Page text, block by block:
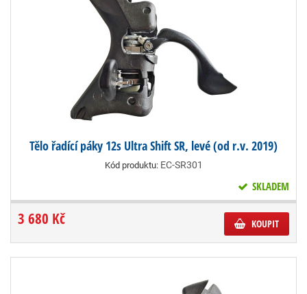
Tělo řadící páky 12s Ultra Shift SR, levé (od r.v. 2019)
Kód produktu: EC-SR301
SKLADEM
3 680 Kč KOUPIT